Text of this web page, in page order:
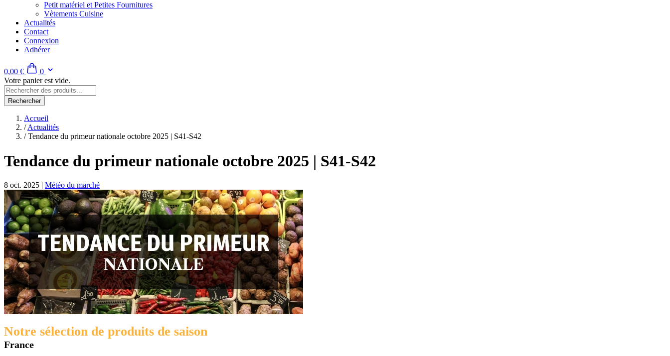
Petit matériel et Petites Fournitures
Vètements Cuisine
Actualités
Contact
Connexion
Adhérer
0,00 €
0
Votre panier est vide.
Rechercher
Accueil
/ Actualités
/Tendance du primeur nationale octobre 2025 | S41-S42
Tendance du primeur nationale octobre 2025 | S41-S42
8 oct. 2025 | Météo du marché
Notre sélection de produits de saison
France